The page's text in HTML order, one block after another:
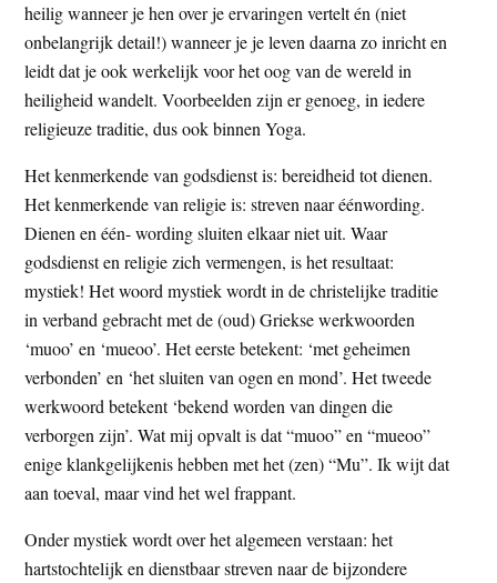
heilig wanneer je hen over je ervaringen vertelt én (niet
onbelangrijk detail!) wanneer je je leven daarna zo inricht en
leidt dat je ook werkelijk voor het oog van de wereld in
heiligheid wandelt. Voorbeelden zijn er genoeg, in iedere
religieuze traditie, dus ook binnen Yoga.
Het kenmerkende van godsdienst is: bereidheid tot dienen.
Het kenmerkende van religie is: streven naar éénwording.
Dienen en één- wording sluiten elkaar niet uit. Waar
godsdienst en religie zich vermengen, is het resultaat:
mystiek! Het woord mystiek wordt in de christelijke traditie
in verband gebracht met de (oud) Griekse werkwoorden
‘muoo’ en ‘mueoo’. Het eerste betekent: ‘met geheimen
verbonden’ en ‘het sluiten van ogen en mond’. Het tweede
werkwoord betekent ‘bekend worden van dingen die
verborgen zijn’. Wat mij opvalt is dat “muoo” en “mueoo”
enige klankgelijkenis hebben met het (zen) “Mu”. Ik wijt dat
aan toeval, maar vind het wel frappant.
Onder mystiek wordt over het algemeen verstaan: het
hartstochtelijk en dienstbaar streven naar de bijzondere